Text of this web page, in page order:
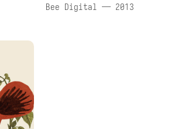
Bee Digital — 2013